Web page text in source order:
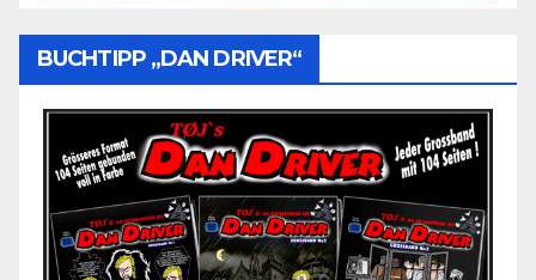
BUCHTIPP „DAN DRIVER“